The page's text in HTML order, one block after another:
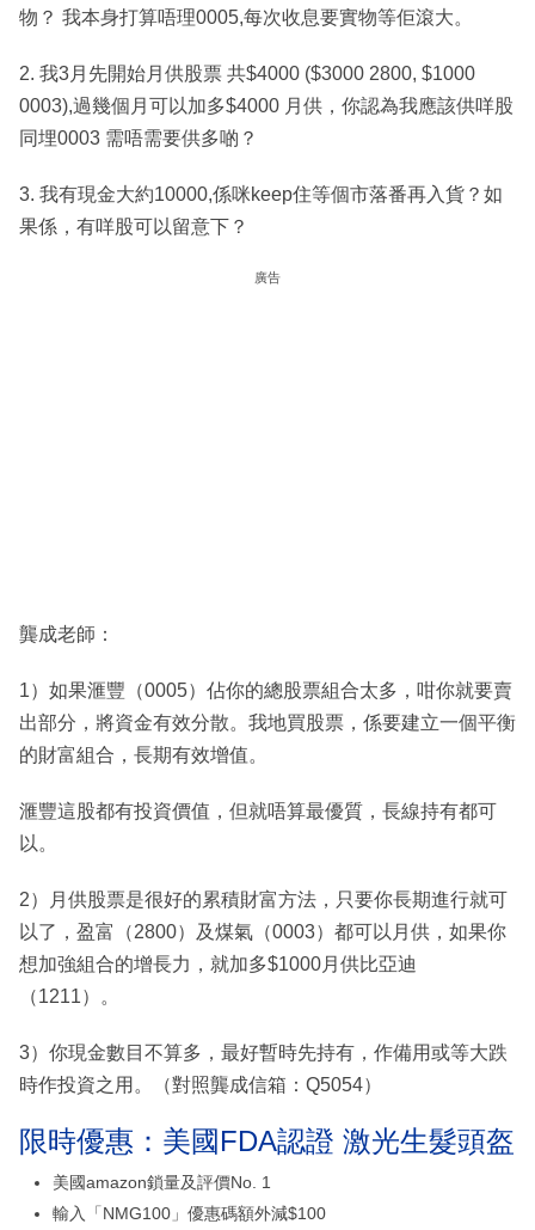
物？ 我本身打算唔理0005,每次收息要實物等佢滾大。
2. 我3月先開始月供股票 共$4000 ($3000 2800, $1000
0003),過幾個月可以加多$4000 月供，你認為我應該供咩股
同埋0003 需唔需要供多啲？
3. 我有現金大約10000,係咪keep住等個市落番再入貨？如
果係，有咩股可以留意下？
廣告
龔成老師：
1）如果滙豐（0005）佔你的總股票組合太多，咁你就要賣
出部分，將資金有效分散。我地買股票，係要建立一個平衡
的財富組合，長期有效增值。
滙豐這股都有投資價值，但就唔算最優質，長線持有都可
以。
2）月供股票是很好的累積財富方法，只要你長期進行就可
以了，盈富（2800）及煤氣（0003）都可以月供，如果你
想加強組合的增長力，就加多$1000月供比亞迪
（1211）。
3）你現金數目不算多，最好暫時先持有，作備用或等大跌
時作投資之用。（對照龔成信箱：Q5054）
限時優惠：美國FDA認證 激光生髮頭盔
美國amazon鎖量及評價No. 1
輸入「NMG100」優惠碼額外減$100